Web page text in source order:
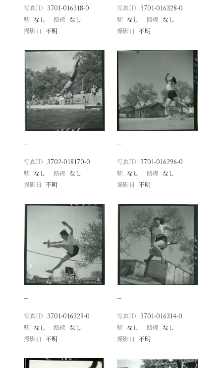
写真ID 3701-016318-0
駅 なし 路線 なし
撮影日
不明
写真ID 3701-016328-0
駅 なし 路線 なし
撮影日 不明
−
写真ID 3702-018170-0
駅 なし 路線 なし
撮影日
不明
−
写真ID 3701-016296-0
駅 なし 路線 なし
撮影日 不明
−
写真ID 3701-016329-0
駅 なし 路線 なし
撮影日
不明
−
写真ID 3701-016314-0
駅 なし 路線 なし
撮影日 不明